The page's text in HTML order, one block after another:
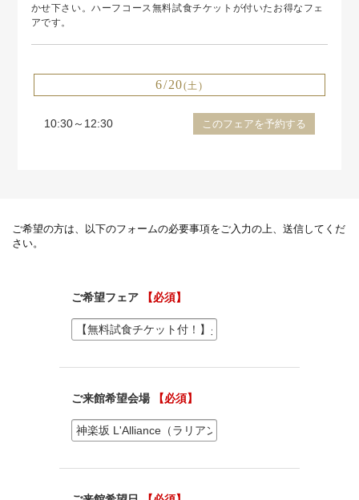
かせ下さい。ハーフコース無料試食チケットが付いたお得なフェ
アです。
6/20(土)
10:30～12:30 このフェアを予約する